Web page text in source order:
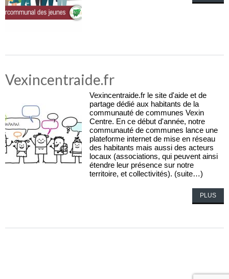
Vexincentraide.fr
Vexincentraide.fr le site d'aide et de
partage dédié aux habitants de la
communauté de communes Vexin
Centre. En ce début d'année, notre
communauté de communes lance une
plateforme internet de mise en réseau
des habitants mais aussi des acteurs
locaux (associations, qui peuvent ainsi
étendre leur présence sur notre
territoire, et collectivités). (suite…)
PLUS